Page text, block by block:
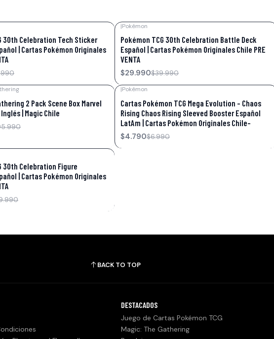
30th Celebration Tech Sticker
| Cartas Pokémon Originales
|Pokémon
Pokémon TCG 30th Celebration Battle Deck
Español | Cartas Pokémon Originales Chile PRE
VENTA
$29.990$39.990
2 Pack Scene Box Marvel
| Magic Chile
|Pokémon
Cartas Pokémon TCG Mega Evolution – Chaos
Rising Chaos Rising Sleeved Booster Español
LatAm | Cartas Pokémon Originales Chile-
$4.790$6.990
30th Celebration Figure
| Cartas Pokémon Originales
BACK TO TOP
DESTACADOS
Juego de Cartas Pokémon TCG
Magic: The Gathering